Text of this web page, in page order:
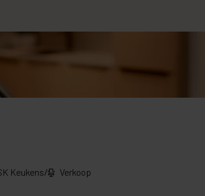
Keukens/ Verkoop